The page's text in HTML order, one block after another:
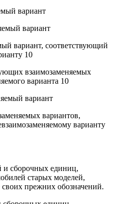
вариант
вариант
вариант, соответствующий
10
взаимозаменяемых
варианта 10
вариант
вариантов,
варианту
и сборочных единиц,
старых моделей,
своих прежних обозначений.